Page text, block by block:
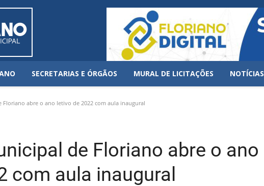
SECRETARIAS E ÓRGÃOS MURAL DE LICITAÇÕES NOTÍCIAS
Floriano abre o ano letivo de 2022 com aula inaugural
de Floriano abre o ano
com aula inaugural